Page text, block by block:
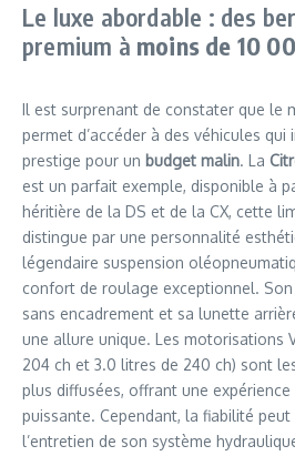
Le luxe abordable : des
premium à moins de 10
Il est surprenant de constater que le
permet d’accéder à des véhicules
prestige pour un budget malin. La
est un parfait exemple, disponible à
héritière de la DS et de la CX, cette
distingue par une personnalité
légendaire suspension
confort de roulage exceptionnel.
sans encadrement et sa lunette
une allure unique. Les motorisations
204 ch et 3.0 litres de 240 ch) sont
plus diffusées, offrant une
puissante. Cependant, la fiabilité
l’entretien de son système